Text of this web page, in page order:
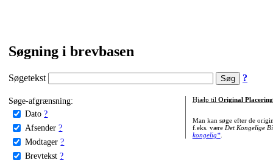
Søgning i brevbasen
Søgetekst ?
Søge-afgrænsning:
Dato ?
Afsender ?
Modtager ?
Brevtekst ?
Hjælp til Original Placering
Man kan søge efter de
f.eks. være Det Kongelige
kongelig*.